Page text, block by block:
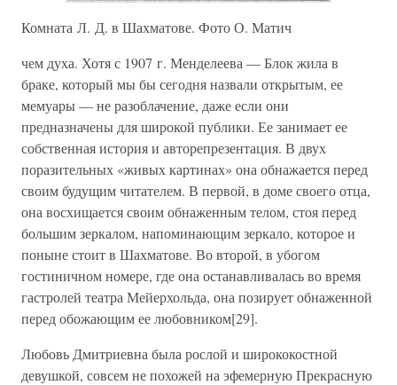
Комната Л. Д. в Шахматове. Фото О. Матич
чем духа. Хотя с 1907 г. Менделеева — Блок жила в
браке, который мы бы сегодня назвали открытым, ее
мемуары — не разоблачение, даже если они
предназначены для широкой публики. Ее занимает ее
собственная история и авторепрезентация. В двух
поразительных «живых картинах» она обнажается перед
своим будущим читателем. В первой, в доме своего отца,
она восхищается своим обнаженным телом, стоя перед
большим зеркалом, напоминающим зеркало, которое и
поныне стоит в Шахматове. Во второй, в убогом
гостиничном номере, где она останавливалась во время
гастролей театра Мейерхольда, она позирует обнаженной
перед обожающим ее любовником[29].
Любовь Дмитриевна была рослой и ширококостной
девушкой, совсем не похожей на эфемерную Прекрасную